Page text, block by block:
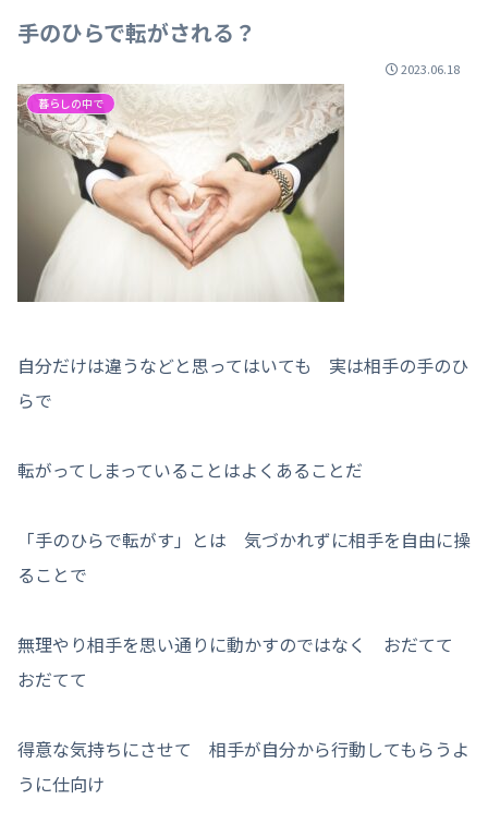
手のひらで転がされる？
2023.06.18
暮らしの中で
自分だけは違うなどと思ってはいても 実は相手の手のひ
らで
転がってしまっていることはよくあることだ
「手のひらで転がす」とは 気づかれずに相手を自由に操
ることで
無理やり相手を思い通りに動かすのではなく おだてて
おだてて
得意な気持ちにさせて 相手が自分から行動してもらうよ
うに仕向け